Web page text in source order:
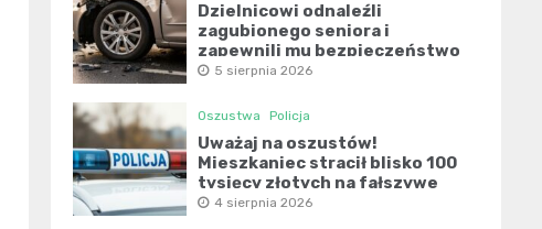
Dzielnicowi odnaleźli
zagubionego seniora i
zapewnili mu bezpieczeństwo
5 sierpnia 2026
Oszustwa Policja
Uważaj na oszustów!
Mieszkaniec stracił blisko 100
tysięcy złotych na fałszywe
inwestycje
4 sierpnia 2026